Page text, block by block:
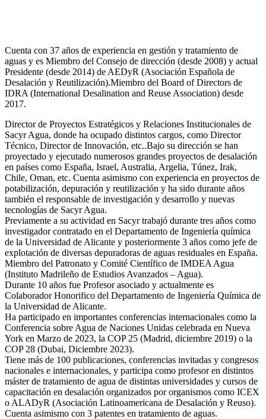
Cuenta con 37 años de experiencia en gestión y tratamiento de
aguas y es Miembro del Consejo de dirección (desde 2008) y actual
Presidente (desde 2014) de AEDyR (Asociación Española de
Desalación y Reutilización).Miembro del Board of Directors de
IDRA (International Desalination and Reuse Association) desde
2017.
Director de Proyectos Estratégicos y Relaciones Institucionales de
Sacyr Agua, donde ha ocupado distintos cargos, como Director
Técnico, Director de Innovación, etc..Bajo su dirección se han
proyectado y ejecutado numerosos grandes proyectos de desalación
en países como España, Israel, Australia, Argelia, Túnez, Irak,
Chile, Oman, etc. Cuenta asimismo con experiencia en proyectos de
potabilización, depuración y reutilización y ha sido durante años
también el responsable de investigación y desarrollo y nuevas
tecnologías de Sacyr Agua.
Previamente a su actividad en Sacyr trabajó durante tres años como
investigador contratado en el Departamento de Ingeniería química
de la Universidad de Alicante y posteriormente 3 años como jefe de
explotación de diversas depuradoras de aguas residuales en España.
Miembro del Patronato y Comité Científico de IMDEA Agua
(Instituto Madrileño de Estudios Avanzados – Agua).
Durante 10 años fue Profesor asociado y actualmente es
Colaborador Honorifico del Departamento de Ingeniería Química de
la Universidad de Alicante.
Ha participado en importantes conferencias internacionales como la
Conferencia sobre Agua de Naciones Unidas celebrada en Nueva
York en Marzo de 2023, la COP 25 (Madrid, diciembre 2019) o la
COP 28 (Dubai, Diciembre 2023).
Tiene más de 100 publicaciones, conferencias invitadas y congresos
nacionales e internacionales, y participa como profesor en distintos
máster de tratamiento de agua de distintas universidades y cursos de
capacitación en desalación organizados por organismos como ICEX
o ALADyR (Asociación Latinoamericana de Desalación y Reuso).
Cuenta asimismo con 3 patentes en tratamiento de aguas.